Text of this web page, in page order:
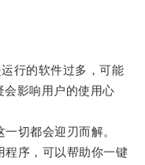
行的软件过多，可能
影响用户的使用心
切都会迎刃而解。
序，可以帮助你一键